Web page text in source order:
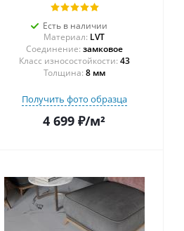
Есть в наличии
Материал: LVT
Соединение: замковое
43
Толщина: 8 мм
Получить фото образца
4 699 ₽/м²